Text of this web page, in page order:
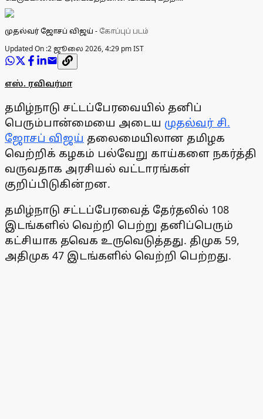
முதல்வர் ஜோசப் விஜய் - கோப்புப் படம்
Updated On :2 ஜூலை 2026, 4:29 pm IST
எஸ். ரவிவர்மா
தமிழ்நாடு சட்டப்பேரவையில் தனிப்
பெரும்பான்மையை அடைய முதல்வர் சி.
ஜோசப் விஜய் தலைமையிலான தமிழக
வெற்றிக் கழகம் பல்வேறு காய்களை நகர்த்தி
வருவதாக அரசியல் வட்டாரங்கள்
குறிப்பிடுகின்றன.
தமிழ்நாடு சட்டப்பேரவைத் தேர்தலில் 108
இடங்களில் வெற்றி பெற்று தனிப்பெரும்
கட்சியாக தவெக உருவெடுத்தது. திமுக 59,
அதிமுக 47 இடங்களில் வெற்றி பெற்றது.